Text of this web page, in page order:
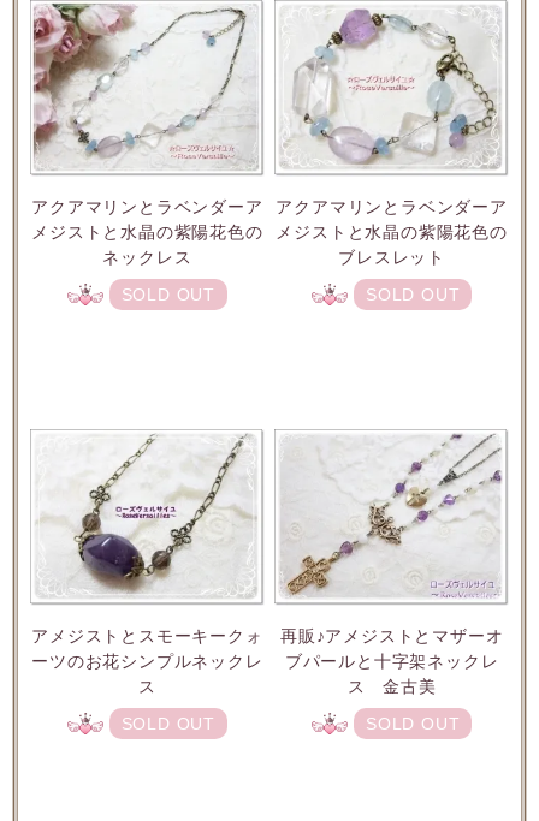
アクアマリンとラベンダーア
メジストと水晶の紫陽花色の
ネックレス
SOLD OUT
アクアマリンとラベンダーア
メジストと水晶の紫陽花色の
ブレスレット
SOLD OUT
アメジストとスモーキークォ
ーツのお花シンプルネックレ
ス
SOLD OUT
再販♪アメジストとマザーオ
ブパールと十字架ネックレ
ス 金古美
SOLD OUT